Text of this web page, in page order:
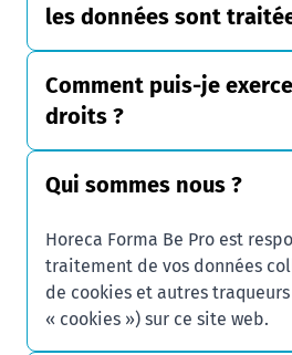
les données sont
Comment puis-je
droits ?
Qui sommes nous ?
Horeca Forma Be Pro est
traitement de vos données
de cookies et autres
« cookies ») sur ce site web.